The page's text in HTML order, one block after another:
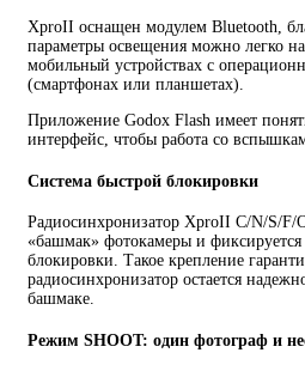
XproII оснащен модулем Bluetooth,
параметры освещения можно легко
мобильный устройствах c
(смартфонах или планшетах).
Приложение Godox Flash имеет
интерфейс, чтобы работа со
Система быстрой блокировки
Радиосинхронизатор XproII C/N/S/F/O
«башмак» фотокамеры и
блокировки. Такое крепление
радиосинхронизатор остается
башмаке.
Режим SHOOT: один фотограф и